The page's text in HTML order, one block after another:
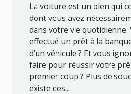
La voiture est un bien qui
dont vous avez
dans votre vie quotidienne.
effectué un prêt à la
d’un véhicule ? Et vous
faire pour réussir votre
premier coup ? Plus de
existe des...